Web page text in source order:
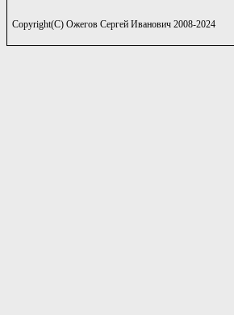
Copyright(C) Ожегов Сергей Иванович 2008-2024